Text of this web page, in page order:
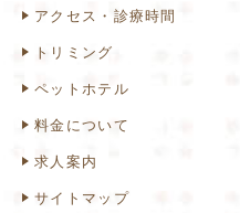
アクセス・診療時間
トリミング
ペットホテル
料金について
求人案内
サイトマップ